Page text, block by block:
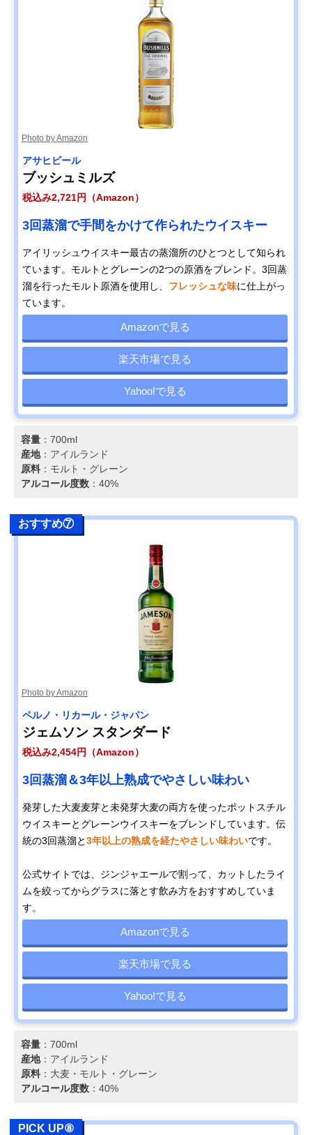
Photo by Amazon
アサヒビール
ブッシュミルズ
税込み2,721円（Amazon）
3回蒸溜で手間をかけて作られたウイスキー
アイリッシュウイスキー最古の蒸溜所のひとつとして知られ
ています。モルトとグレーンの2つの原酒をブレンド。3回蒸
溜を行ったモルト原酒を使用し、 フレッシュな味に仕上がっ
ています。
Amazonで見る
楽天市場で見る
Yahoo!で見る
容量 ：700ml
産地：アイルランド
原料 ：モルト・グレーン
アルコール度数 ：40%
おすすめ⑦
Photo by Amazon
ペルノ・リカール・ジャパン
ジェムソン スタンダード
税込み2,454円（Amazon）
3回蒸溜＆3年以上熟成でやさしい味わい
発芽した大麦麦芽と未発芽大麦の両方を使ったポットスチル
ウイスキーとグレーンウイスキーをブレンドしています。伝
統の3回蒸溜と3年以上の熟成を経たやさしい味わいです。
公式サイトでは、ジンジャエールで割って、カットしたライ
ムを絞ってからグラスに落とす飲み方をおすすめしていま
す。
Amazonで見る
楽天市場で見る
Yahoo!で見る
容量 ：700ml
産地：アイルランド
原料 ：大麦・モルト・グレーン
アルコール度数 ：40%
PICK UP⑧